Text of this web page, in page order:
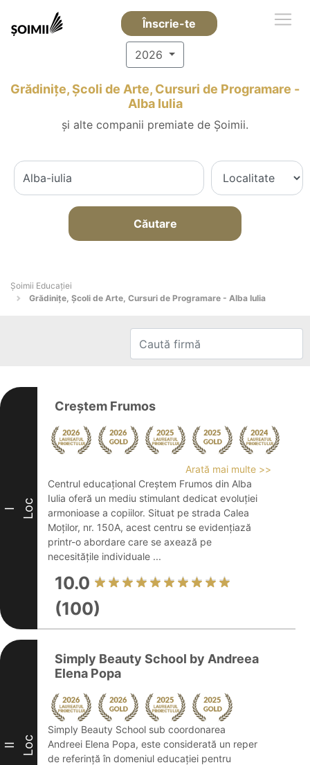
Înscrie-te
2026
Grădinițe, Școli de Arte, Cursuri de Programare -
Alba Iulia
și alte companii premiate de Șoimii.
Căutare
Șoimii Educației
Grădinițe, Școli de Arte, Cursuri de Programare - Alba Iulia
I Loc
Creștem Frumos
Arată mai multe >>
Centrul educațional Creștem Frumos din Alba
Iulia oferă un mediu stimulant dedicat evoluției
armonioase a copiilor. Situat pe strada Calea
Moților, nr. 150A, acest centru se evidențiază
printr-o abordare care se axează pe
necesitățile individuale ...
10.0
(100)
II Loc
Simply Beauty School by Andreea
Elena Popa
Simply Beauty School sub coordonarea
Andreei Elena Popa, este considerată un reper
de referință în domeniul educației pentru